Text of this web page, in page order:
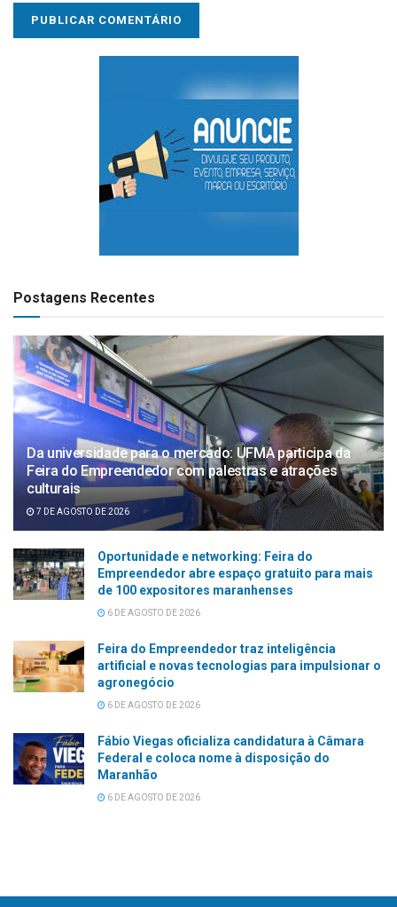
Postagens Recentes
Da universidade para o mercado: UFMA participa da
Feira do Empreendedor com palestras e atrações
culturais
7 DE AGOSTO DE 2026
Oportunidade e networking: Feira do
Empreendedor abre espaço gratuito para mais
de 100 expositores maranhenses
6 DE AGOSTO DE 2026
Feira do Empreendedor traz inteligência
artificial e novas tecnologias para impulsionar o
agronegócio
6 DE AGOSTO DE 2026
Fábio Viegas oficializa candidatura à Câmara
Federal e coloca nome à disposição do
Maranhão
6 DE AGOSTO DE 2026